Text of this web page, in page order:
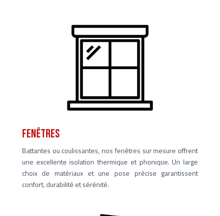
Fenêtres
Battantes ou coulissantes, nos fenêtres sur mesure offrent
une excellente isolation thermique et phonique. Un large
choix de matériaux et une pose précise garantissent
confort, durabilité et sérénité.